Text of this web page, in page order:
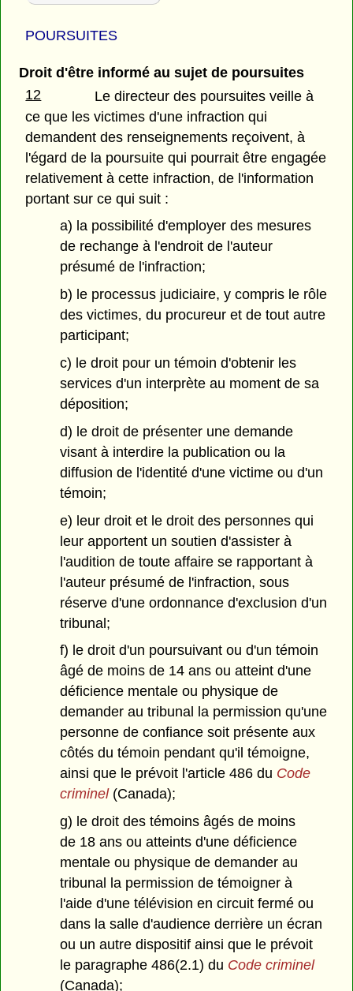
POURSUITES
Droit d'être informé au sujet de poursuites
12
Le directeur des poursuites veille à
ce que les victimes d'une infraction qui
demandent des renseignements reçoivent, à
l'égard de la poursuite qui pourrait être engagée
relativement à cette infraction, de l'information
portant sur ce qui suit :
a) la possibilité d'employer des mesures
de rechange à l'endroit de l'auteur
présumé de l'infraction;
b) le processus judiciaire, y compris le rôle
des victimes, du procureur et de tout autre
participant;
c) le droit pour un témoin d'obtenir les
services d'un interprète au moment de sa
déposition;
d) le droit de présenter une demande
visant à interdire la publication ou la
diffusion de l'identité d'une victime ou d'un
témoin;
e) leur droit et le droit des personnes qui
leur apportent un soutien d'assister à
l'audition de toute affaire se rapportant à
l'auteur présumé de l'infraction, sous
réserve d'une ordonnance d'exclusion d'un
tribunal;
f) le droit d'un poursuivant ou d'un témoin
âgé de moins de 14 ans ou atteint d'une
déficience mentale ou physique de
demander au tribunal la permission qu'une
personne de confiance soit présente aux
côtés du témoin pendant qu'il témoigne,
ainsi que le prévoit l'article 486 du Code
criminel(Canada);
g) le droit des témoins âgés de moins
de 18 ans ou atteints d'une déficience
mentale ou physique de demander au
tribunal la permission de témoigner à
l'aide d'une télévision en circuit fermé ou
dans la salle d'audience derrière un écran
ou un autre dispositif ainsi que le prévoit
le paragraphe 486(2.1) du Code criminel
(Canada);